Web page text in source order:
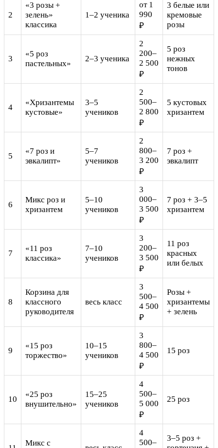
2
«3 розы +
зелень»
классика
1–2 ученика
от 1
990
₽
3 белые или
кремовые
розы
3
«5 роз
пастельных»
2–3 ученика
2
200–
2 500
₽
5 роз
нежных
тонов
4
«Хризантемы
кустовые»
3–5
учеников
2
500–
2 800
₽
5 кустовых
хризантем
5
«7 роз и
эвкалипт»
5–7
учеников
2
800–
3 200
₽
7 роз +
эвкалипт
6
Микс роз и
хризантем
5–10
учеников
3
000–
3 500
₽
7 роз + 3–5
хризантем
7
«11 роз
классика»
7–10
учеников
3
200–
3 500
₽
11 роз
красных
или белых
8
Корзина для
классного
руководителя
весь класс
3
500–
4 500
₽
Розы +
хризантемы
+ зелень
9
«15 роз
торжество»
10–15
учеников
3
800–
4 500
₽
15 роз
10
«25 роз
внушительно»
15–25
учеников
4
500–
5 000
₽
25 роз
Микс с
4
500–
3–5 роз +